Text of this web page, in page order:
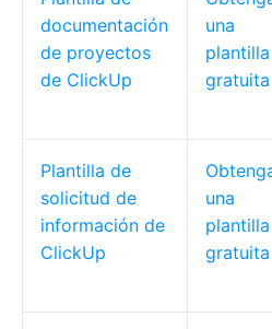
documentación
de proyectos
de ClickUp
una
plantilla
gratuita
Plantilla de
solicitud de
información de
ClickUp
una
plantilla
gratuita